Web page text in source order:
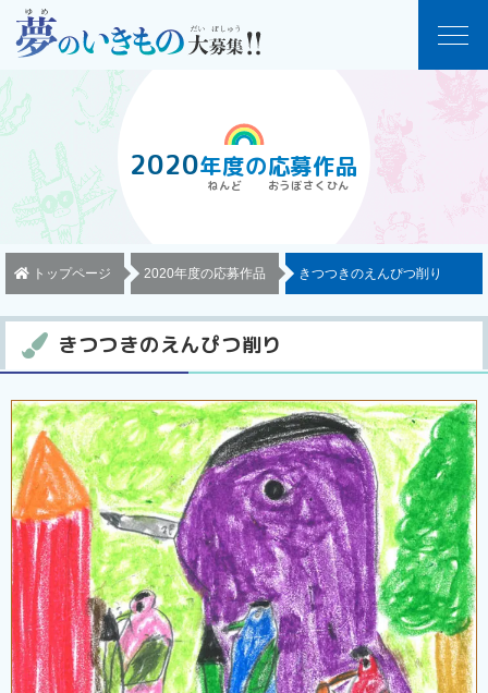
2020年度の応募作品
トップページ 2020年度の応募作品 きつつきのえんぴつ削り
きつつきのえんぴつ削り